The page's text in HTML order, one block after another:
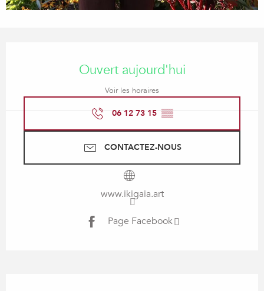
Ouvert aujourd'hui
Voir les horaires
06 12 73 15 ▒▒
CONTACTEZ-NOUS
www.ikigaia.art
Page Facebook